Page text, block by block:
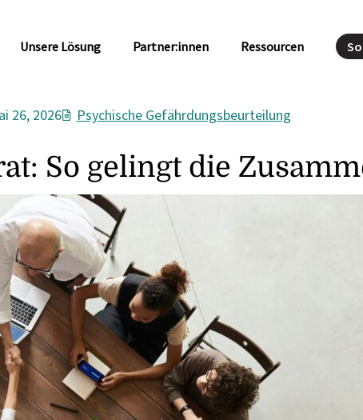
Unsere Lösung Partner:innen Ressourcen
26, 2026 Psychische Gefährdungsbeurteilung
So gelingt die